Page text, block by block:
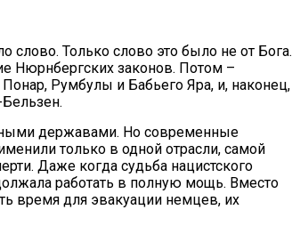
слово. Только слово это было не от Бога.
Нюрнбергских законов. Потом –
Румбулы и Бабьего Яра, и, наконец,
державами. Но современные
только в одной отрасли, самой
Даже когда судьба нацистского
работать в полную мощь. Вместо
время для эвакуации немцев, их